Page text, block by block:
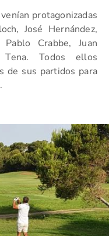
protagonizadas
José Hernández,
Crabbe, Juan
Todos ellos
de sus partidos para